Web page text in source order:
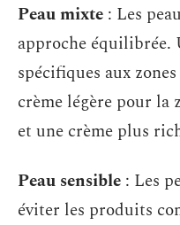
Peau mixte : Les
approche
spécifiques aux
crème légère pour la
et une crème plus
Peau sensible : Les
éviter les produits